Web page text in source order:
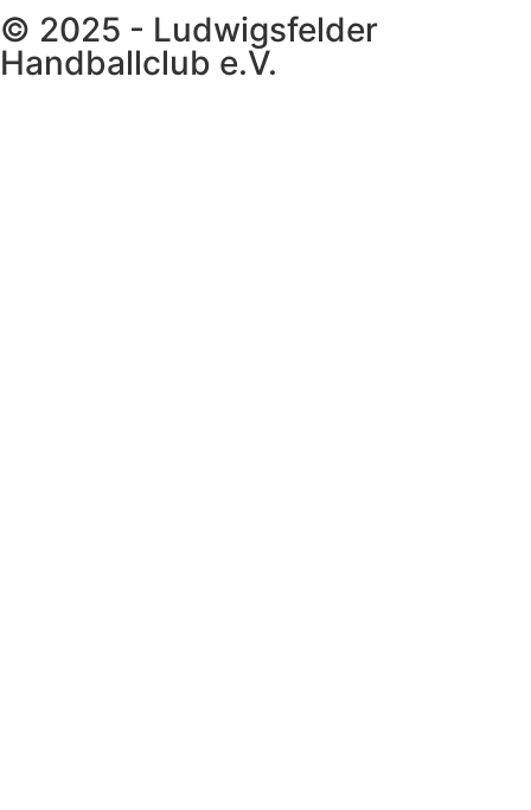
© 2025 - Ludwigsfelder
Handballclub e.V.